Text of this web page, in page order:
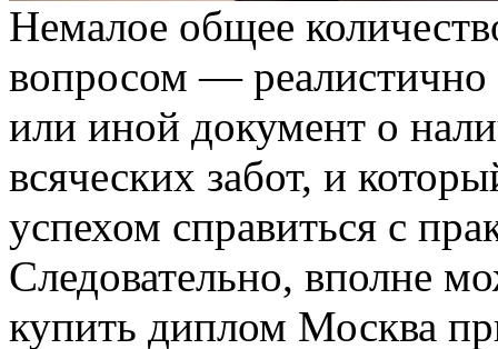
Немалое общее
вопросом — реалистично
или иной документ о
всяческих забот, и
успехом справиться с
Следовательно, вполне
купить диплом Москва